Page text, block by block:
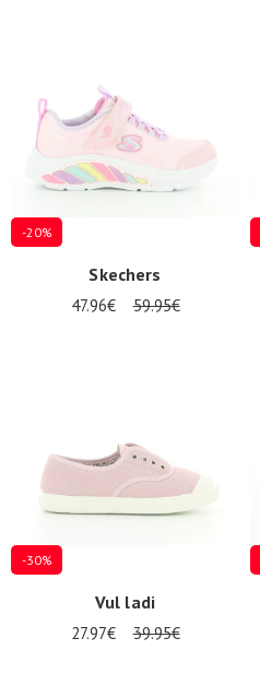
-20%
Skechers
47.96€ 59.95€
-30%
Vul ladi
27.97€ 39.95€